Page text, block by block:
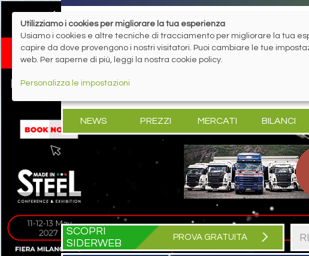
NEWS PREZZI MERCATI BILANCI
SCOPRI
SIDERWEB
PROVA GRATUITA
Utilizziamo i cookies per migliorare la tua esperienza
Usiamo i cookies e altre tecniche di tracciamento per migliorare la tua
capire da dove provengono i nostri visitatori. Puoi cambiare le tue
web. Per saperne di più, leggi la nostra cookie policy.
Personalizza le impostazioni